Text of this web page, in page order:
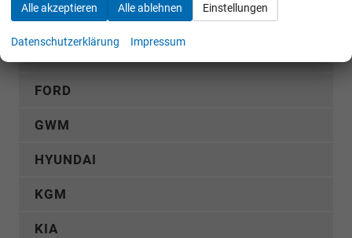
DACIA
FORD
GWM
HYUNDAI
KGM
KIA
Alle akzeptieren Alle ablehnen Einstellungen
Datenschutzerklärung Impressum